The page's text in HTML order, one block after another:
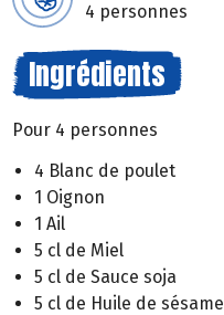
4 personnes
Ingrédients
Pour 4 personnes
4 Blanc de poulet
1 Oignon
1 Ail
5 cl de Miel
5 cl de Sauce soja
5 cl de Huile de sésame